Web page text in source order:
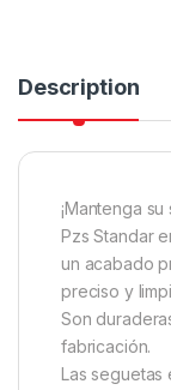
Description
¡Mantenga
Pzs Standar
un acabado
preciso y
Son
fabricación.
Las seguetas